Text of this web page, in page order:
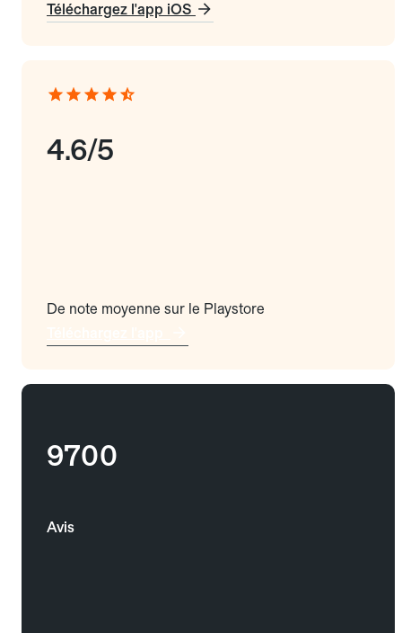
Téléchargez l'app iOS
4.6/5
De note moyenne sur le Playstore
9700
Avis